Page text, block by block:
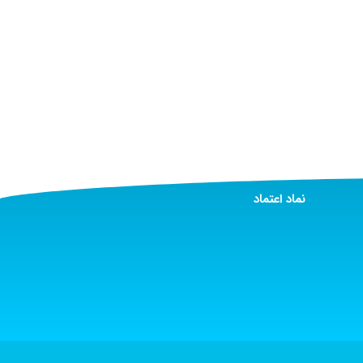
نماد اعتماد